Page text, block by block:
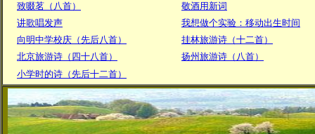
致啜茗（八首）
敬酒用新词
讲歌唱发声
我想做个实验：移动出生时间
向明中学校庆（先后八首）
挂林旅游诗（十二首）
北京旅游诗（四十八首）
扬州旅游诗（八首）
小学时的诗（先后十二首）